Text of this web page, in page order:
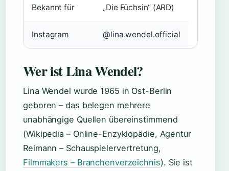
Bekannt für „Die Füchsin“ (ARD)
Instagram @lina.wendel.official
Wer ist Lina Wendel?
Lina Wendel wurde 1965 in Ost-Berlin
geboren – das belegen mehrere
unabhängige Quellen übereinstimmend
(Wikipedia – Online-Enzyklopädie, Agentur
Reimann – Schauspielervertretung,
Filmmakers – Branchenverzeichnis). Sie ist